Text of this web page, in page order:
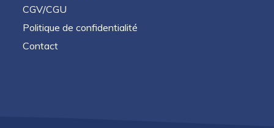
CGV/CGU
Politique de confidentialité
Contact